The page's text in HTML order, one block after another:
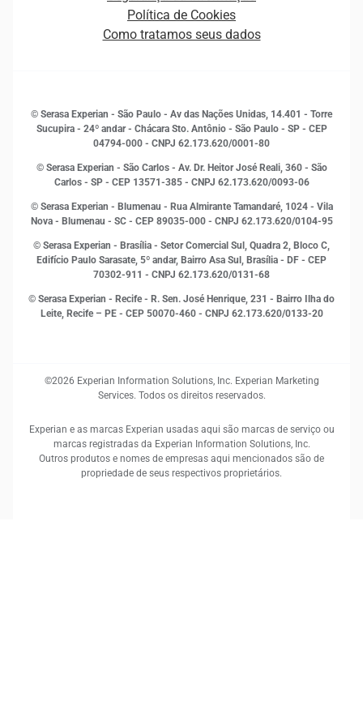
Empreendedorismo
Estudos e Pesquisas
Inovação e Tecnologia
Leis e impostos
Marketing
Open Finance
Proteção de Dados
Sustentabilidade Corporativa
Sala de Imprensa
Política de Cookies
Como tratamos seus dados
© Serasa Experian - São Paulo - Av das Nações Unidas, 14.401 - Torre
Sucupira - 24º andar - Chácara Sto. Antônio - São Paulo - SP - CEP
04794-000 - CNPJ 62.173.620/0001-80
© Serasa Experian - São Carlos - Av. Dr. Heitor José Reali, 360 - São
Carlos - SP - CEP 13571-385 - CNPJ 62.173.620/0093-06
© Serasa Experian - Blumenau - Rua Almirante Tamandaré, 1024 - Vila
Nova - Blumenau - SC - CEP 89035-000 - CNPJ 62.173.620/0104-95
© Serasa Experian - Brasília - Setor Comercial Sul, Quadra 2, Bloco C,
Edifício Paulo Sarasate, 5º andar, Bairro Asa Sul, Brasília - DF - CEP
70302-911 - CNPJ 62.173.620/0131-68
© Serasa Experian - Recife - R. Sen. José Henrique, 231 - Bairro Ilha do
Leite, Recife – PE - CEP 50070-460 - CNPJ 62.173.620/0133-20
©2026 Experian Information Solutions, Inc. Experian Marketing
Services. Todos os direitos reservados.
Experian e as marcas Experian usadas aqui são marcas de serviço ou
marcas registradas da Experian Information Solutions, Inc.
Outros produtos e nomes de empresas aqui mencionados são de
propriedade de seus respectivos proprietários.